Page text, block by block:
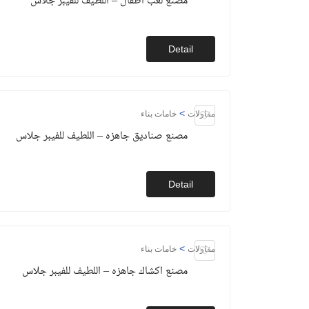
Detail
مقاولات > خامات بناء
مصنع صناديق جاهزه – اللطيف للفيبر جلاس
Detail
مقاولات > خامات بناء
مصنع اكشاك جاهزه – اللطيف للفيبر جلاس